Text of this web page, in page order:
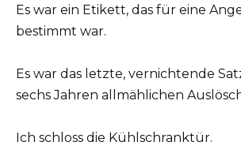
Es war ein Etikett, das für eine
bestimmt war.
Es war das letzte, vernichtende
sechs Jahren allmählichen
Ich schloss die Kühlschranktür.